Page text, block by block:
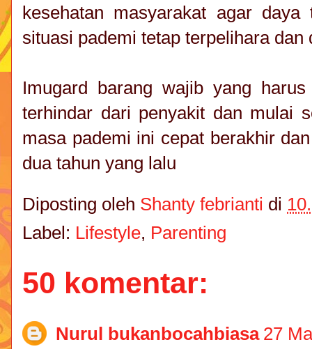
kesehatan masyarakat agar
situasi pademi tetap terpelihara dan
Imugard barang wajib yang
terhindar dari penyakit dan mulai
masa pademi ini cepat berakhir
dua tahun yang lalu
Diposting oleh Shanty febrianti di
Label: Lifestyle, Parenting
50 komentar:
Nurul bukanbocahbiasa 27